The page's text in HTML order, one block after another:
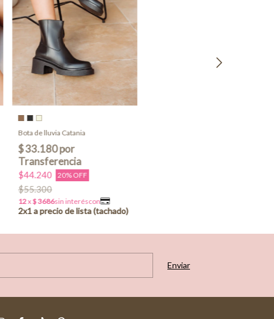
Bota de lluvia Catania
$44.240 20% OFF
$55.300